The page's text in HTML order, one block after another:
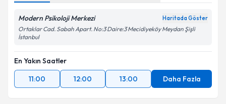
Modern Psikoloji Merkezi Haritada Göster
Ortaklar Cad. Sabah Apart. No:3 Daire:3 Mecidiyeköy Meydan Şişli
İstanbul
En Yakın Saatler
11:00
12:00 13:00 Daha Fazla